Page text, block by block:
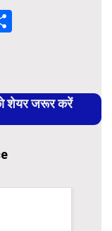
शेयर जरूर करें